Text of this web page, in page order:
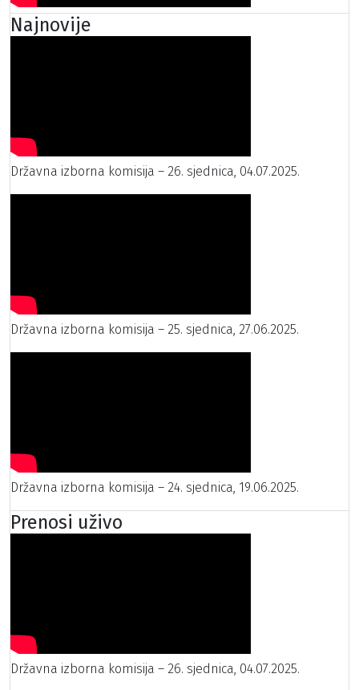
Najnovije
Državna izborna komisija – 26. sjednica, 04.07.2025.
Državna izborna komisija – 25. sjednica, 27.06.2025.
Državna izborna komisija – 24. sjednica, 19.06.2025.
Prenosi uživo
Državna izborna komisija – 26. sjednica, 04.07.2025.